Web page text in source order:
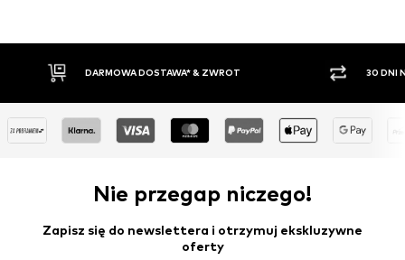
DARMOWA DOSTAWA* & ZWROT 30 DNI
Nie przegap niczego!
Zapisz się do newslettera i otrzymuj ekskluzywne
oferty